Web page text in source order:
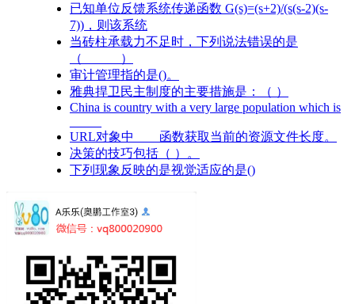
已知单位反馈系统传递函数 G(s)=(s+2)/(s(s-2)(s-
7))，则该系统
当砖柱承载力不足时，下列说法错误的是
（ ）
审计管理指的是()。
雅典捍卫民主制度的主要措施是：（ ）
China is country with a very large population which is
URL对象中____函数获取当前的资源文件长度。
决策的技巧包括（ ）。
下列现象反映的是视觉适应的是()